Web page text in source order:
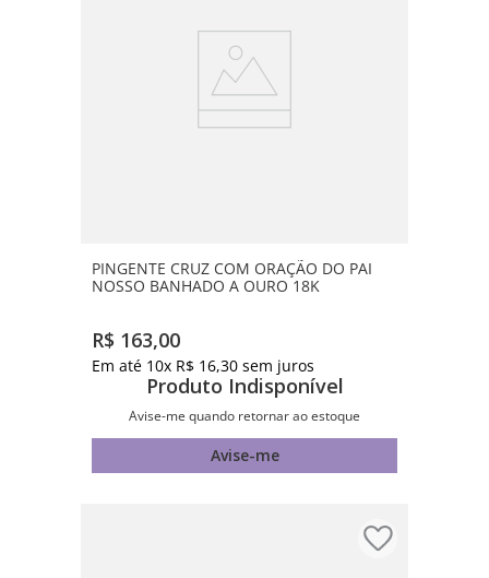
PINGENTE CRUZ COM ORAÇÃO DO PAI
NOSSO BANHADO A OURO 18K
R$ 163,00
Em até 10x R$ 16,30 sem juros
Produto Indisponível
Avise-me quando retornar ao estoque
Avise-me